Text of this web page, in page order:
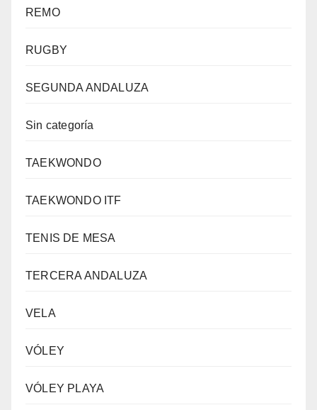
REMO
RUGBY
SEGUNDA ANDALUZA
Sin categoría
TAEKWONDO
TAEKWONDO ITF
TENIS DE MESA
TERCERA ANDALUZA
VELA
VÓLEY
VÓLEY PLAYA